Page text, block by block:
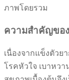
ภาพโดยรวม
ความสำคัญขอ
เนื่องจากแข็งตัว
โรคหัวใจ เบาหว